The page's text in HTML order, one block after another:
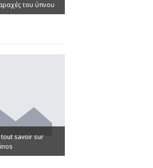
του ύπνου
tout savoir sur